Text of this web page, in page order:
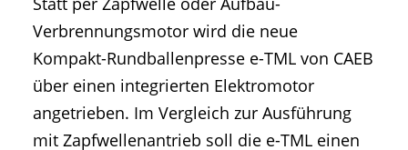
Verbrennungsmotor wird die neue
Kompakt-Rundballenpresse e-TML von CAEB
über einen integrierten Elektromotor
angetrieben. Im Vergleich zur Ausführung
mit Zapfwellenantrieb soll die e-TML einen